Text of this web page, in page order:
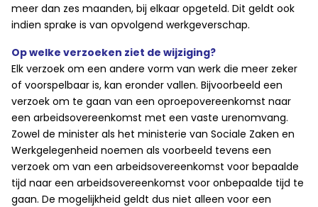
meer dan zes maanden, bij elkaar opgeteld. Dit geldt ook
indien sprake is van opvolgend werkgeverschap.
Op welke verzoeken ziet de wijziging?
Elk verzoek om een andere vorm van werk die meer zeker
of voorspelbaar is, kan eronder vallen. Bijvoorbeeld een
verzoek om te gaan van een oproepovereenkomst naar
een arbeidsovereenkomst met een vaste urenomvang.
Zowel de minister als het ministerie van Sociale Zaken en
Werkgelegenheid noemen als voorbeeld tevens een
verzoek om van een arbeidsovereenkomst voor bepaalde
tijd naar een arbeidsovereenkomst voor onbepaalde tijd te
gaan. De mogelijkheid geldt dus niet alleen voor een